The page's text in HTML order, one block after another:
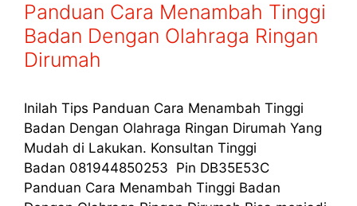
Panduan Cara Menambah Tinggi
Badan Dengan Olahraga Ringan
Dirumah
Inilah Tips Panduan Cara Menambah Tinggi
Badan Dengan Olahraga Ringan Dirumah Yang
Mudah di Lakukan. Konsultan Tinggi
Badan 081944850253 Pin DB35E53C
Panduan Cara Menambah Tinggi Badan